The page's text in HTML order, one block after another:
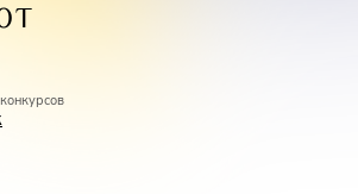
оперы «Орфей»
к к/ф «Царство джунглей»
Анастасии Черток